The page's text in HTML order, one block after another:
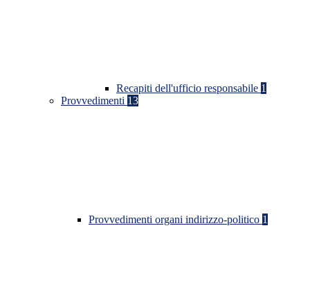
Recapiti dell'ufficio responsabile 1
Provvedimenti 13
Provvedimenti organi indirizzo-politico 1